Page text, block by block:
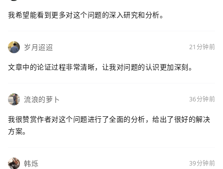
我希望能看到更多对这个问题的深入研究和分析。
岁月迢迢 21分钟前
文章中的论证过程非常清晰，让我对问题的认识更加深刻。
流浪的萝卜 36分钟前
我很赞赏作者对这个问题进行了全面的分析，给出了很好的解决
方案。
韩烁 39分钟前